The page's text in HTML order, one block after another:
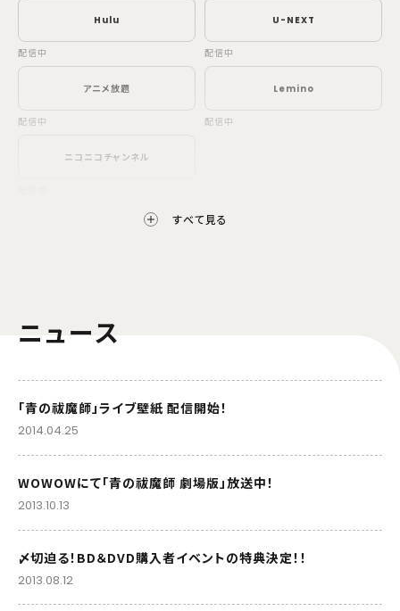
Hulu
配信中
U-NEXT
配信中
アニメ放題
配信中
Lemino
配信中
ニコニコチャンネル
配信開始日・配信日時は編成の都合などにより変更となる場合がございます。予めご了
すべて見る
ニュース
「青の祓魔師」ライブ壁紙 配信開始！
2014.04.25
WOWOWにて「青の祓魔師 劇場版」放送中！
2013.10.13
〆切迫る！BD＆DVD購入者イベントの特典決定！！
2013.08.12